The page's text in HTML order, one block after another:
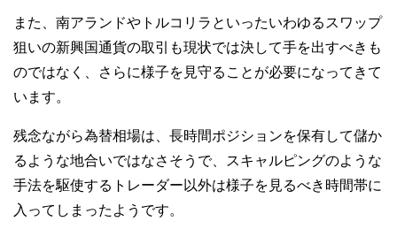
また、南アランドやトルコリラといったいわゆるスワップ
狙いの新興国通貨の取引も現状では決して手を出すべきも
のではなく、さらに様子を見守ることが必要になってきて
います。
残念ながら為替相場は、長時間ポジションを保有して儲か
るような地合いではなさそうで、スキャルピングのような
手法を駆使するトレーダー以外は様子を見るべき時間帯に
入ってしまったようです。